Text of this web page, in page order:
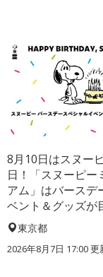
8月10日はスヌー
日！「スヌーピー
アム」はバースデ
ベント＆グッズが
東京都
2026年8月7日 17:00更